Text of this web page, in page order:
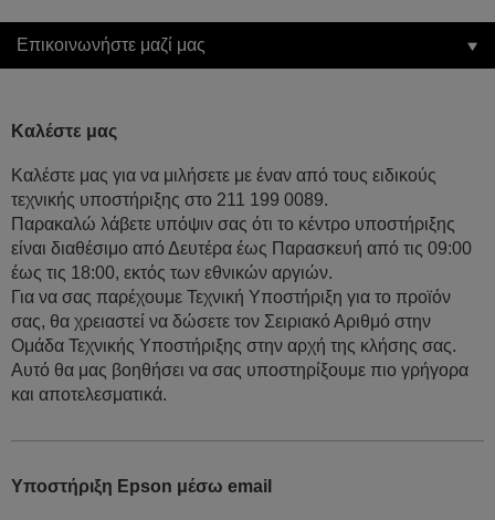
Επικοινωνήστε μαζί μας
Καλέστε μας
Καλέστε μας για να μιλήσετε με έναν από τους ειδικούς
τεχνικής υποστήριξης στο 211 199 0089.
Παρακαλώ λάβετε υπόψιν σας ότι το κέντρο υποστήριξης
είναι διαθέσιμο από Δευτέρα έως Παρασκευή από τις 09:00
έως τις 18:00, εκτός των εθνικών αργιών.
Για να σας παρέχουμε Τεχνική Υποστήριξη για το προϊόν
σας, θα χρειαστεί να δώσετε τον Σειριακό Αριθμό στην
Ομάδα Τεχνικής Υποστήριξης στην αρχή της κλήσης σας.
Αυτό θα μας βοηθήσει να σας υποστηρίξουμε πιο γρήγορα
και αποτελεσματικά.
Υποστήριξη Epson μέσω email